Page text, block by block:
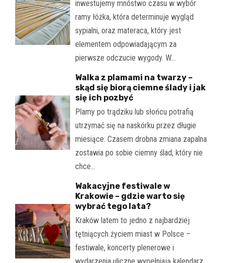
inwestujemy mnóstwo czasu w wybór
ramy łóżka, która determinuje wygląd
sypialni, oraz materaca, który jest
elementem odpowiadającym za
pierwsze odczucie wygody. W…
Walka z plamami na twarzy –
skąd się biorą ciemne ślady i jak
się ich pozbyć
Plamy po trądziku lub słońcu potrafią
utrzymać się na naskórku przez długie
miesiące. Czasem drobna zmiana zapalna
zostawia po sobie ciemny ślad, który nie
chce…
Wakacyjne festiwale w
Krakowie – gdzie warto się
wybrać tego lata?
Kraków latem to jedno z najbardziej
tętniących życiem miast w Polsce –
festiwale, koncerty plenerowe i
wydarzenia uliczne wypełniają kalendarz